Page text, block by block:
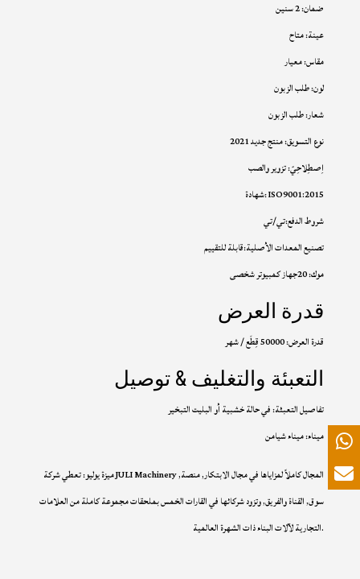
ضمان: 2 سنين
عينة: متاح
مقاس: معيار
لون: طلب الزبون
شعار: طلب الزبون
نوع التسويق: منتج جديد 2021
اِصطِلاحِيّ: تزوير والصب
شهادة: ISO9001:2015
شروط الدفع:تي/تي
تصنيع المعدات الأصلية:قابلة للتقييم
موك: 20جهاز كمبيوتر شخصى
قدرة العرض
قدرة العرض: 50000 قِطَع / شهر
التعبئة والتغليف & توصيل
تفاصيل التعبئة: في حالة خشبية أو البليت التبخير
ميناء: ميناء شيامن
ميزة يوليو: تعطي شركة JULI Machinery المجال كاملاً لمزاياها في مجال الابتكار, منصة,
سوق, القناة والفريق, وتزود شركائها في القارات الخمس بملحقات مجموعة كاملة من العلامات
التجارية لآلات البناء ذات الشهرة العالمية.